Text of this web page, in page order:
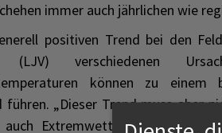
immer auch jährlichen wie
positiven Trend bei den
(LJV) verschiedenen
können zu einem
führen. „Dieser Trend muss aber
auch Extremwetter-Ereignisse